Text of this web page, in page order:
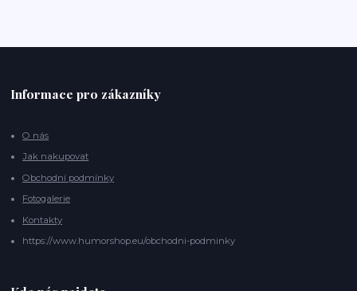
Informace pro zákazníky
O nás
Jak nakupovat
Obchodní podmínky
Fotogalerie
Kontakty
https://www.humorshop.eu/obchodni-podminky